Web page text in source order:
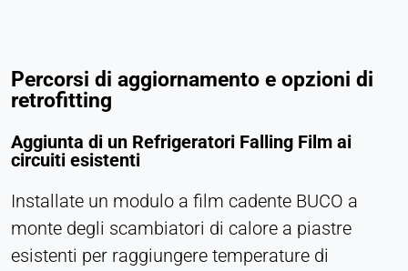
Percorsi di aggiornamento e opzioni di
retrofitting
Aggiunta di un Refrigeratori Falling Film ai
circuiti esistenti
Installate un modulo a film cadente BUCO a
monte degli scambiatori di calore a piastre
esistenti per raggiungere temperature di